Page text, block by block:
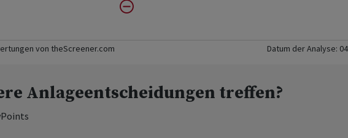
von theScreener.com Datum der Analyse:
Anlageentscheidungen treffen?